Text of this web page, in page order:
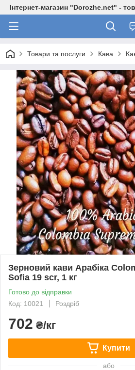
Інтернет-магазин "Dorozhe.net" -
Товари та послуги Кава
Зерновий кави Арабіка
Sofia 19 scr, 1 кг
Готово до відправки
Код: 10021
Роздріб
702 ₴/кг
Купити
або